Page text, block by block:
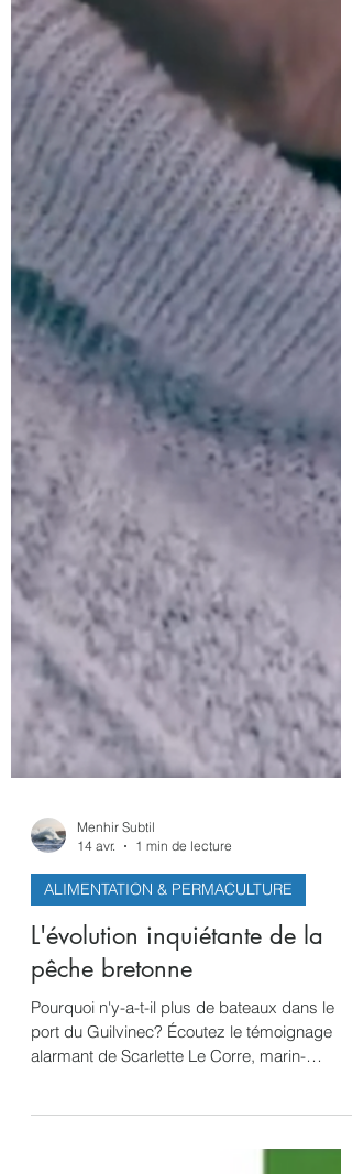
Menhir Subtil
ALIMENTATION & PERMACULTURE
L'évolution inquiétante de la
pêche bretonne
alarmant de Scarlette Le Corre, marin-